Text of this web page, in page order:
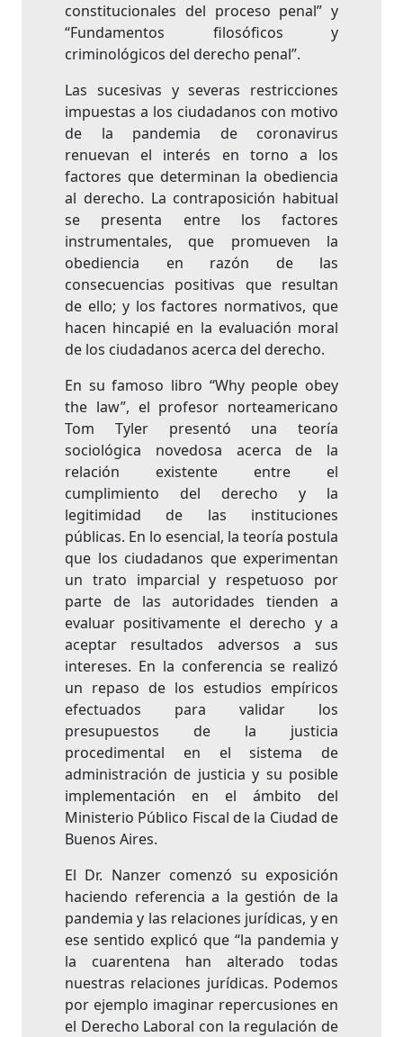
constitucionales del proceso penal” y
“Fundamentos filosóficos y
criminológicos del derecho penal”.
Las sucesivas y severas restricciones
impuestas a los ciudadanos con motivo
de la pandemia de coronavirus
renuevan el interés en torno a los
factores que determinan la obediencia
al derecho. La contraposición habitual
se presenta entre los factores
instrumentales, que promueven la
obediencia en razón de las
consecuencias positivas que resultan
de ello; y los factores normativos, que
hacen hincapié en la evaluación moral
de los ciudadanos acerca del derecho.
En su famoso libro “Why people obey
the law”, el profesor norteamericano
Tom Tyler presentó una teoría
sociológica novedosa acerca de la
relación existente entre el
cumplimiento del derecho y la
legitimidad de las instituciones
públicas. En lo esencial, la teoría postula
que los ciudadanos que experimentan
un trato imparcial y respetuoso por
parte de las autoridades tienden a
evaluar positivamente el derecho y a
aceptar resultados adversos a sus
intereses. En la conferencia se realizó
un repaso de los estudios empíricos
efectuados para validar los
presupuestos de la justicia
procedimental en el sistema de
administración de justicia y su posible
implementación en el ámbito del
Ministerio Público Fiscal de la Ciudad de
Buenos Aires.
El Dr. Nanzer comenzó su exposición
haciendo referencia a la gestión de la
pandemia y las relaciones jurídicas, y en
ese sentido explicó que “la pandemia y
la cuarentena han alterado todas
nuestras relaciones jurídicas. Podemos
por ejemplo imaginar repercusiones en
el Derecho Laboral con la regulación de